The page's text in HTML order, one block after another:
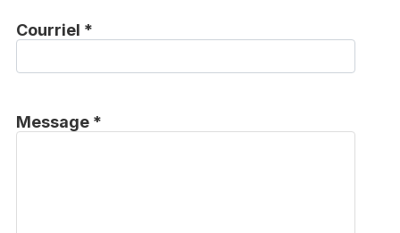
Courriel *
Message *